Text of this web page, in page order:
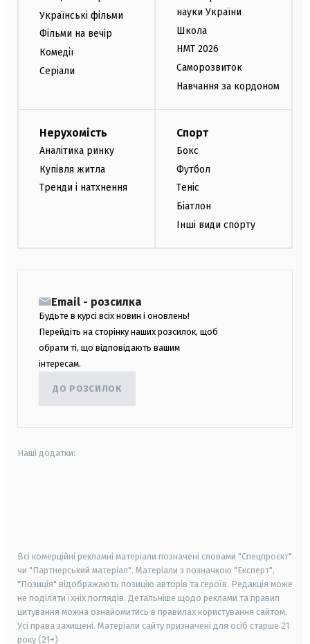
Українські фільми
Фільми на вечір
Комедії
Серіали
науки України
Школа
НМТ 2026
Саморозвиток
Навчання за кордоном
Нерухомість
Аналітика ринку
Купівля житла
Тренди і натхнення
Спорт
Бокс
Футбол
Теніс
Біатлон
Інші види спорту
Email - розсилка
Будьте в курсі всіх новин і оновлень!
Перейдіть на сторінку наших розсилок, щоб
обрати ті, що відповідають вашим
інтересам.
ДО РОЗСИЛОК
Наші додатки:
Всі комерційні рекламні матеріали позначені словами "Спецпроєкт"
чи "Партнерський матеріал". Матеріали з позначкою "Експерт",
"Позиція" відображають позицію авторів та героїв. Редакція може
не поділяти їхніх поглядів. Детальніше щодо реклами та правил
цитування можна ознайомитись в правилах користування сайтом.
Усі права захищені. Матеріали сайту призначені для осіб старше 21
року (21+)